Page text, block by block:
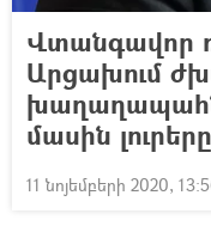
Վտանգավոր
Արցախում
մասին լուրերը
11 նոյեմբերի 2020,